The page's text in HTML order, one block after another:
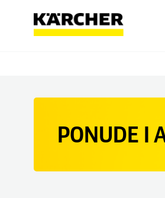
PONUDE I